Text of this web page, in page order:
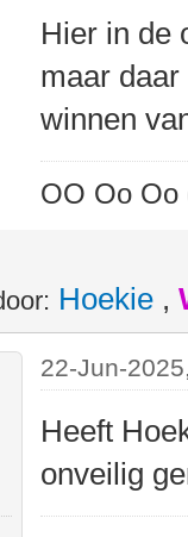
Hier in de
maar
winnen
OO Oo Oo
Hoekie ,
22-Jun-
Heeft
onveilig